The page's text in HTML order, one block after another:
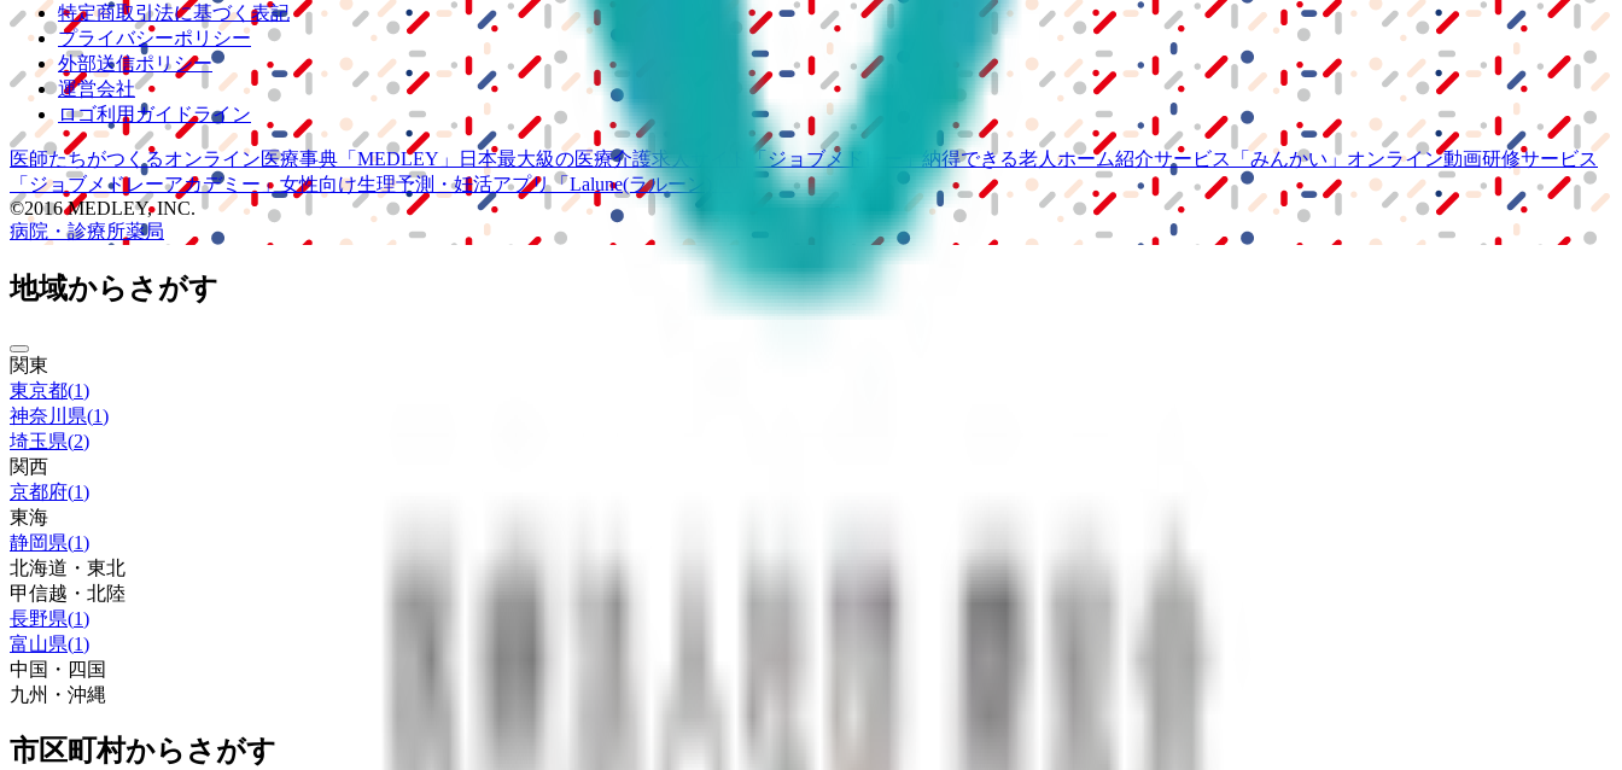
特定商取引法に基づく表記
プライバシーポリシー
外部送信ポリシー
運営会社
ロゴ利用ガイドライン
医師たちがつくるオンライン医療事典 「MEDLEY」 日本最大級の医療介護求人サイト 「ジョブメドレー」納得できる老人ホーム紹介サービス 「みんかい」 オンライン動画研修サービス
「ジョブメドレーアカデミー」 女性向け生理予測・妊活アプリ「Lalune(ラルーン)」
©2016 MEDLEY, INC.
病院・診療所薬局
地域からさがす
関東
東京都(1)
神奈川県(1)
埼玉県(2)
関西
京都府(1)
東海
静岡県(1)
北海道・東北
甲信越・北陸
長野県(1)
富山県(1)
中国・四国
九州・沖縄
市区町村からさがす